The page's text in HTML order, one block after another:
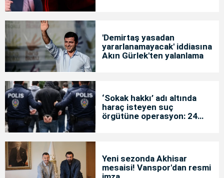
'Demirtaş yasadan
yararlanamayacak' iddiasına
Akın Gürlek'ten yalanlama
‘Sokak hakkı’ adı altında
haraç isteyen suç
örgütüne operasyon: 24
Yeni sezonda Akhisar
mesaisi! Vanspor'dan resmi